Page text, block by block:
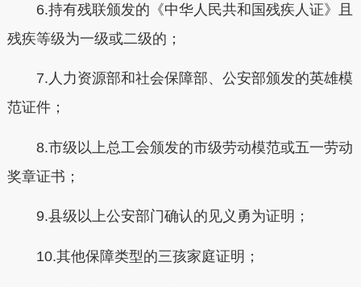
6.持有残联颁发的《中华人民共和国残疾人证》且
残疾等级为一级或二级的；
7.人力资源部和社会保障部、公安部颁发的英雄模
范证件；
8.市级以上总工会颁发的市级劳动模范或五一劳动
奖章证书；
9.县级以上公安部门确认的见义勇为证明；
10.其他保障类型的三孩家庭证明；